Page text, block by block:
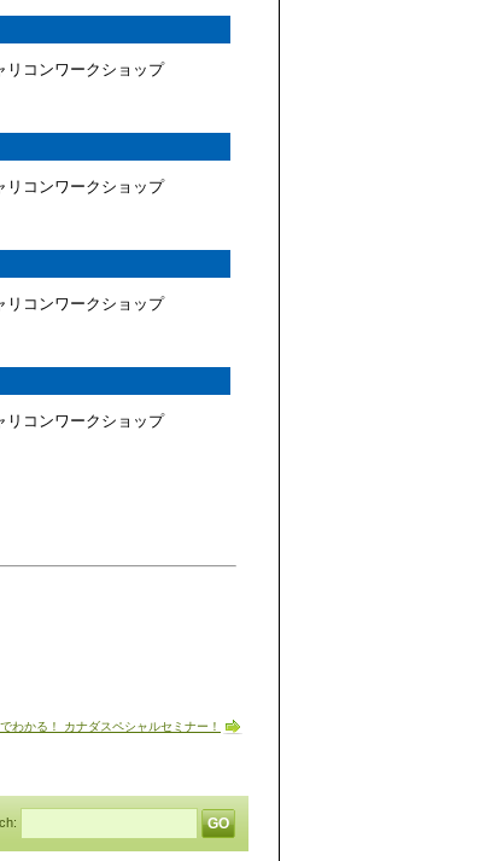
リコンワークショップ
リコンワークショップ
リコンワークショップ
リコンワークショップ
わかる！ カナダスペシャルセミナー！